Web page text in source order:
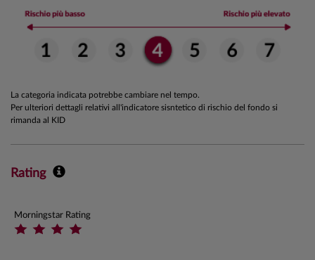
La categoria indicata potrebbe cambiare nel tempo.
Per ulteriori dettagli relativi all'indicatore sisntetico di rischio del fondo si
rimanda al KID
Rating
Morningstar Rating